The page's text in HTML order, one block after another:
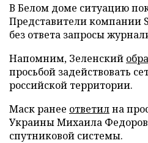
В Белом доме ситуацию
Представители компании
без ответа запросы
Напомним, Зеленский
просьбой задействовать
российской территории.
Маск ранее ответилна
Украины Михаила
спутниковой системы.